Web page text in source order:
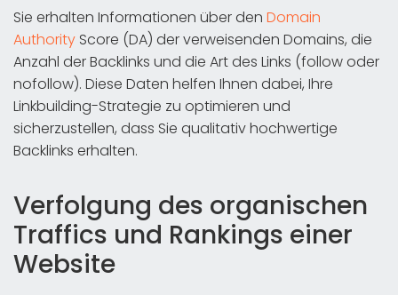
Sie erhalten Informationen über den Domain
Authority Score (DA) der verweisenden Domains, die
Anzahl der Backlinks und die Art des Links (follow oder
nofollow). Diese Daten helfen Ihnen dabei, Ihre
Linkbuilding-Strategie zu optimieren und
sicherzustellen, dass Sie qualitativ hochwertige
Backlinks erhalten.
Verfolgung des organischen
Traffics und Rankings einer
Website